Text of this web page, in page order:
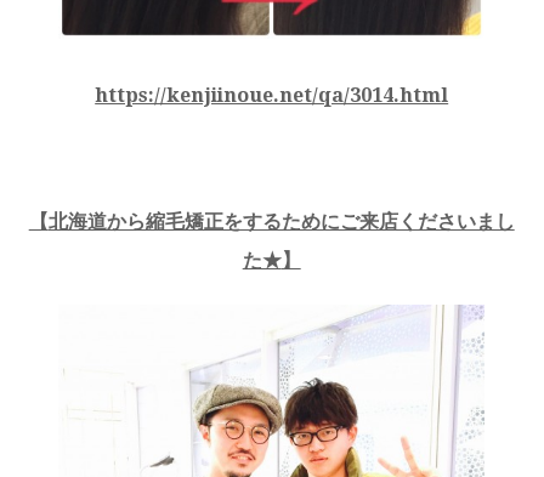
https://kenjiinoue.net/qa/3014.html
【北海道から縮毛矯正をするためにご来店くださいまし
た★】